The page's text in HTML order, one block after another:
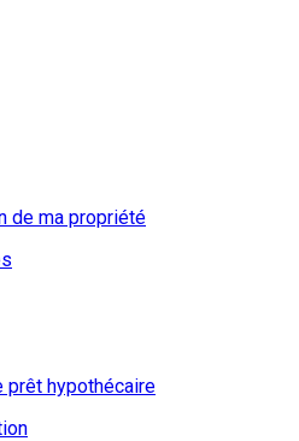
de ma propriété
prêt hypothécaire